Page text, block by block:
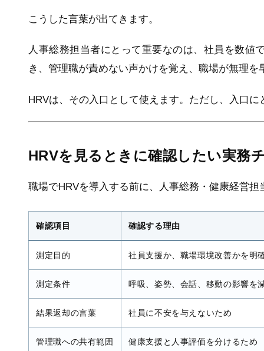
こうした言葉が出てきます。
人事総務担当者にとって重要なのは、社員を数値
き、管理職が責めない声かけを覚え、職場が無理を
HRVは、その入口として使えます。ただし、入口
HRVを見るときに確認したい実務
職場でHRVを導入する前に、人事総務・健康経営
確認項目 確認する理由
測定目的 社員支援か、職場環境改善かを明
測定条件 呼吸、姿勢、会話、移動の影響を
結果返却の言葉 社員に不安を与えないため
管理職への共有範囲 健康支援と人事評価を分けるため